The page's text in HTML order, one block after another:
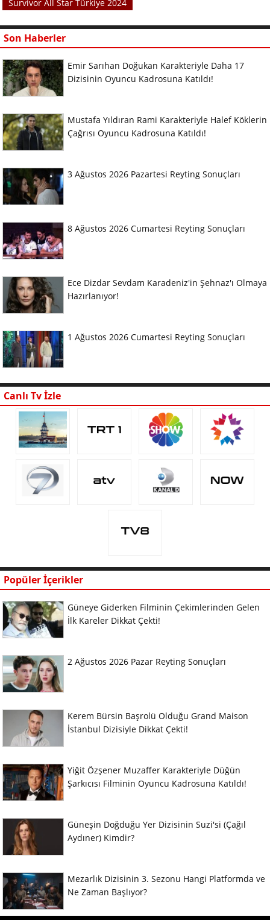
Survivor All Star Türkiye 2024
Son Haberler
Emir Sarıhan Doğukan Karakteriyle Daha 17
Dizisinin Oyuncu Kadrosuna Katıldı!
Mustafa Yıldıran Rami Karakteriyle Halef Köklerin
Çağrısı Oyuncu Kadrosuna Katıldı!
3 Ağustos 2026 Pazartesi Reyting Sonuçları
8 Ağustos 2026 Cumartesi Reyting Sonuçları
Ece Dizdar Sevdam Karadeniz'in Şehnaz'ı Olmaya
Hazırlanıyor!
1 Ağustos 2026 Cumartesi Reyting Sonuçları
Canlı Tv İzle
Popüler İçerikler
Güneye Giderken Filminin Çekimlerinden Gelen
İlk Kareler Dikkat Çekti!
2 Ağustos 2026 Pazar Reyting Sonuçları
Kerem Bürsin Başrolü Olduğu Grand Maison
İstanbul Dizisiyle Dikkat Çekti!
Yiğit Özşener Muzaffer Karakteriyle Düğün
Şarkıcısı Filminin Oyuncu Kadrosuna Katıldı!
Güneşin Doğduğu Yer Dizisinin Suzi'si (Çağıl
Aydıner) Kimdir?
Mezarlık Dizisinin 3. Sezonu Hangi Platformda ve
Ne Zaman Başlıyor?